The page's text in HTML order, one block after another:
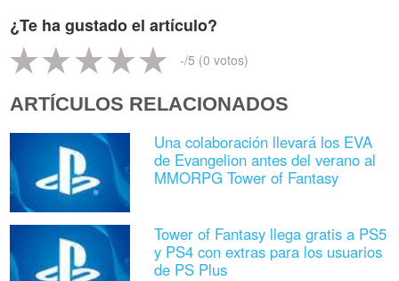
¿Te ha gustado el artículo?
-/5 (0 votos)
ARTÍCULOS RELACIONADOS
Una colaboración llevará los EVA
de Evangelion antes del verano al
MMORPG Tower of Fantasy
Tower of Fantasy llega gratis a PS5
y PS4 con extras para los usuarios
de PS Plus